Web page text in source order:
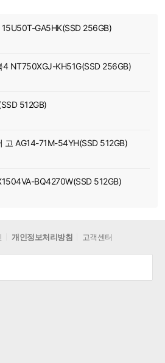
GA5HK(SSD 256GB)
NT750XGJ-KH51G(SSD 256GB)
512GB)
고 AG14-71M-54YH(SSD 512GB)
BQ4270W(SSD 512GB)
개인정보처리방침 고객센터